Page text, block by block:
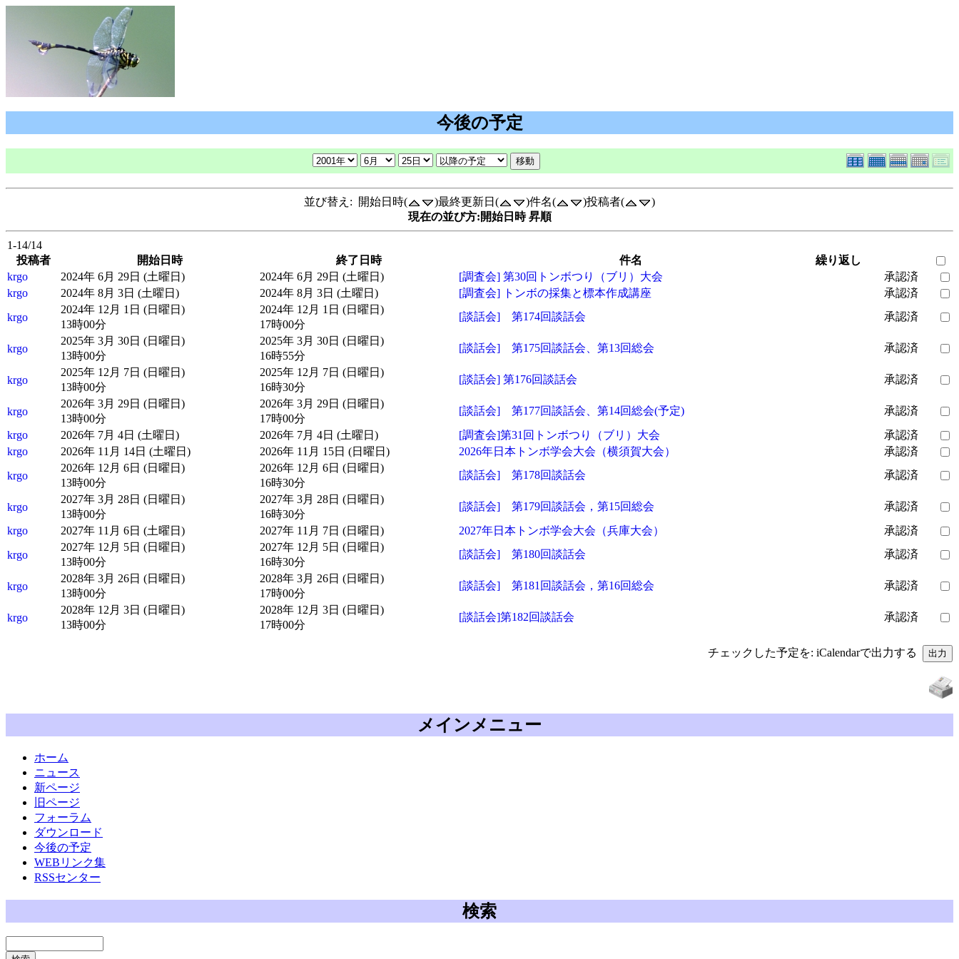
今後の予定
並び替え: 開始日時( )最終更新日( )件名( )投稿者(
)
現在の並び方:開始日時 昇順
1-14/14
投稿者
開始日時 終了日時 件名
繰り返し
krgo
2024年 6月 29日 (土曜日) 2024年 6月 29日 (土曜日) [調査会] 第30回トンボつり（ブリ）大会
承認済
krgo
2024年 8月 3日 (土曜日) 2024年 8月 3日 (土曜日) [調査会] トンボの採集と標本作成講座
承認済
krgo
2024年 12月 1日 (日曜日)
13時00分
2024年 12月 1日 (日曜日)
17時00分
[談話会] 第174回談話会 承認済
krgo
2025年 3月 30日 (日曜日)
13時00分
2025年 3月 30日 (日曜日)
16時55分
[談話会] 第175回談話会、第13回総会 承認済
krgo
2025年 12月 7日 (日曜日)
13時00分
2025年 12月 7日 (日曜日)
16時30分
[談話会] 第176回談話会 承認済
krgo
2026年 3月 29日 (日曜日)
13時00分
2026年 3月 29日 (日曜日)
17時00分
[談話会] 第177回談話会、第14回総会(予定)
承認済
krgo
2026年 7月 4日 (土曜日) 2026年 7月 4日 (土曜日) [調査会]第31回トンボつり（ブリ）大会
承認済
krgo
2026年 11月 14日 (土曜日) 2026年 11月 15日 (日曜日) 2026年日本トンボ学会大会（横須賀大会）
承認済
krgo
2026年 12月 6日 (日曜日)
13時00分
2026年 12月 6日 (日曜日)
16時30分
[談話会] 第178回談話会 承認済
krgo
2027年 3月 28日 (日曜日)
13時00分
2027年 3月 28日 (日曜日)
16時30分
[談話会] 第179回談話会，第15回総会
承認済
krgo
2027年 11月 6日 (土曜日) 2027年 11月 7日 (日曜日) 2027年日本トンボ学会大会（兵庫大会）
承認済
krgo
2027年 12月 5日 (日曜日)
13時00分
2027年 12月 5日 (日曜日)
16時30分
[談話会] 第180回談話会 承認済
krgo
2028年 3月 26日 (日曜日)
13時00分
2028年 3月 26日 (日曜日)
17時00分
[談話会] 第181回談話会，第16回総会 承認済
krgo
2028年 12月 3日 (日曜日)
13時00分
2028年 12月 3日 (日曜日)
17時00分
[談話会]第182回談話会 承認済
チェックした予定を: iCalendarで出力する
メインメニュー
ホーム
ニュース
新ページ
旧ページ
フォーラム
ダウンロード
今後の予定
WEBリンク集
RSSセンター
検索